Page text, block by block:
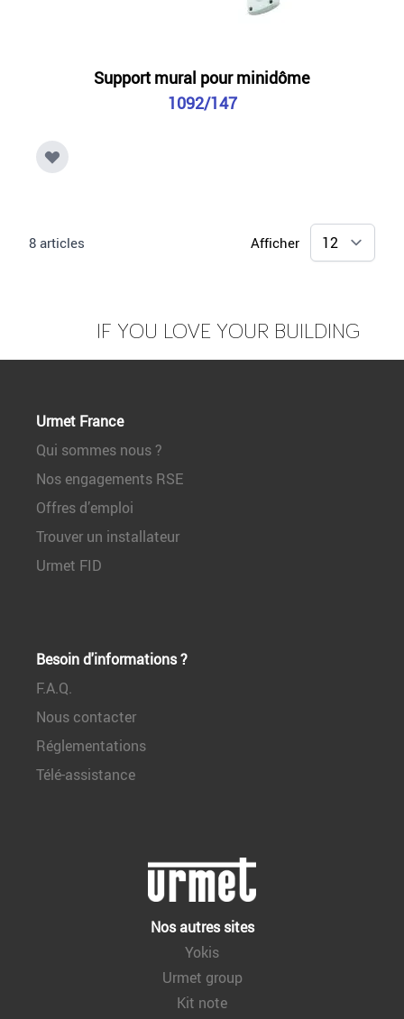
Support mural pour minidôme
1092/147
8 articles Afficher
IF YOU LOVE YOUR BUILDING
Urmet France
Qui sommes nous ?
Nos engagements RSE
Offres d’emploi
Trouver un installateur
Urmet FID
Besoin d'informations ?
F.A.Q.
Nous contacter
Réglementations
Télé-assistance
Nos autres sites
Yokis
Urmet group
Kit note